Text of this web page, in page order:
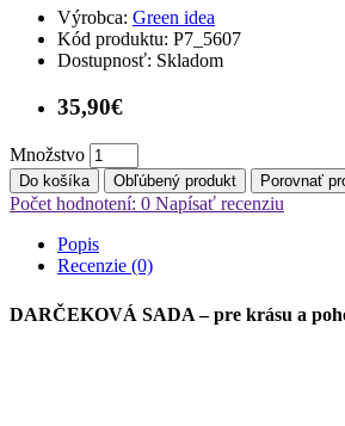
Výrobca: Green idea
Kód produktu: P7_5607
Dostupnosť: Skladom
35,90€
Množstvo
Do košíka Obľúbený produkt Porovnať
Počet hodnotení: 0 Napísať recenziu
Popis
Recenzie (0)
DARČEKOVÁ SADA – pre krásu a